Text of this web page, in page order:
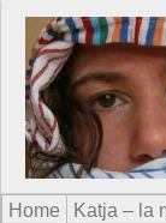
Home Katja – la